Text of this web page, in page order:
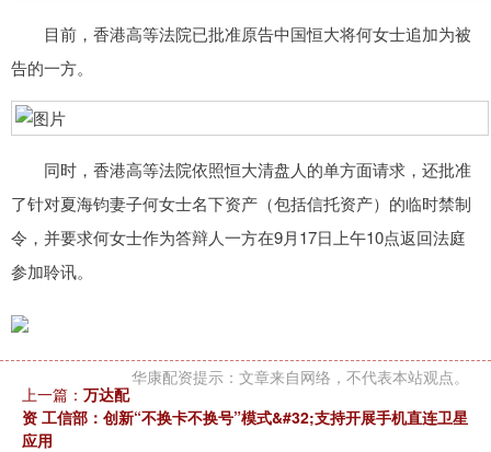
目前，香港高等法院已批准原告中国恒大将何女士追加为被
告的一方。
同时，香港高等法院依照恒大清盘人的单方面请求，还批准
了针对夏海钧妻子何女士名下资产（包括信托资产）的临时禁制
令，并要求何女士作为答辩人一方在9月17日上午10点返回法庭
参加聆讯。
华康配资提示：文章来自网络，不代表本站观点。
上一篇： 万达配
资 工信部：创新“不换卡不换号”模式&#32;支持开展手机直连卫星
应用